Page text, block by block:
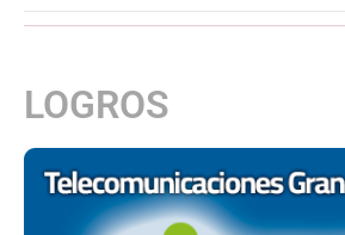
LOGROS